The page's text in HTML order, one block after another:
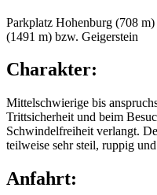
Parkplatz Hohenburg (708
(1491 m) bzw. Geigerstein
Charakter:
Mittelschwierige bis
Trittsicherheit und beim
Schwindelfreiheit verlangt.
teilweise sehr steil, ruppig
Anfahrt: